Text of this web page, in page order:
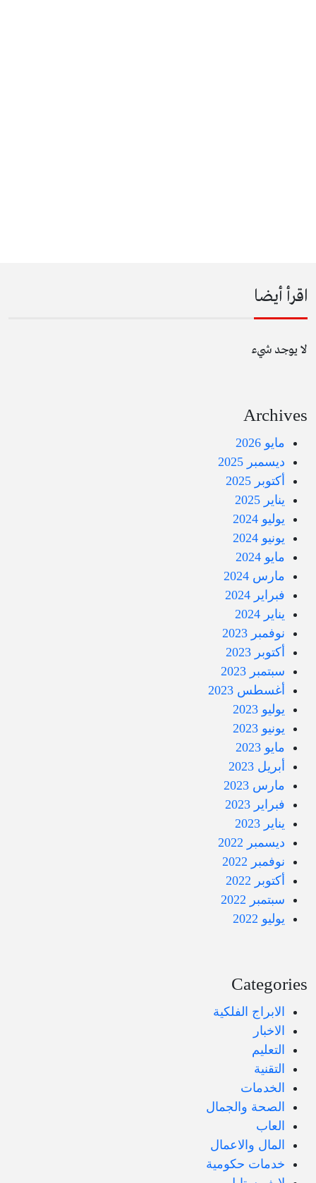
اقرأ أيضا
لا يوجد شيء
Archives
مايو 2026
ديسمبر 2025
أكتوبر 2025
يناير 2025
يوليو 2024
يونيو 2024
مايو 2024
مارس 2024
فبراير 2024
يناير 2024
نوفمبر 2023
أكتوبر 2023
سبتمبر 2023
أغسطس 2023
يوليو 2023
يونيو 2023
مايو 2023
أبريل 2023
مارس 2023
فبراير 2023
يناير 2023
ديسمبر 2022
نوفمبر 2022
أكتوبر 2022
سبتمبر 2022
يوليو 2022
Categories
الابراج الفلكية
الاخبار
التعليم
التقنية
الخدمات
الصحة والجمال
العاب
المال والاعمال
خدمات حكومية